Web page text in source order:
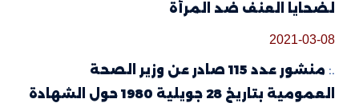
لضحايا العنف ضد المرأة
2021-03-08
منشور عدد 115 صادر عن وزير الصحة
العمومية بتاريخ 28 جويلية 1980 حول الشهادة